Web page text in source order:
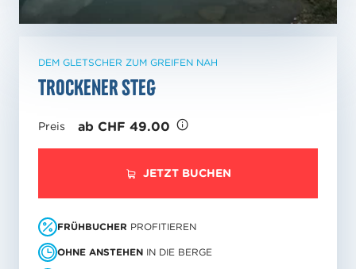
DEM GLETSCHER ZUM GREIFEN NAH
Trockener Steg
Preis ab CHF 49.00
JETZT BUCHEN
FRÜHBUCHER PROFITIEREN
OHNE ANSTEHEN IN DIE BERGE